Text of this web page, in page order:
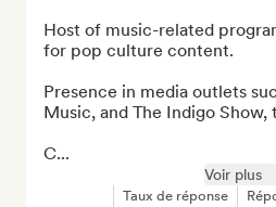
Host of music-related
for pop culture content.
Presence in media outlets
Music, and The Indigo Show,
C...
Voir plus
Taux de réponse